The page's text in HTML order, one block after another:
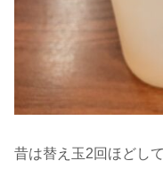
昔は替え玉2回ほどし